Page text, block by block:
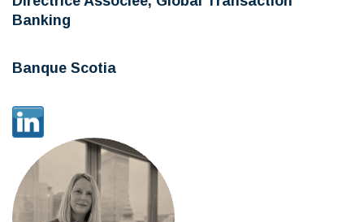
Banking
Banque Scotia